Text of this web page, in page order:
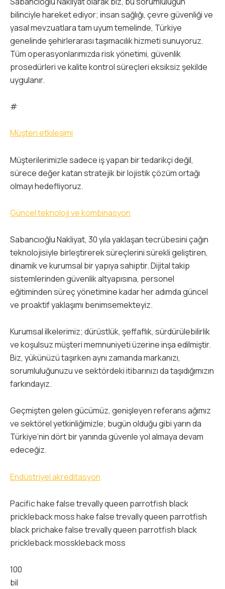
bilinciyle hareket ediyor; insan sağlığı, çevre güvenliği ve
yasal mevzuatlara tam uyum temelinde, Türkiye
genelinde şehirlerarası taşımacılık hizmeti sunuyoruz.
Tüm operasyonlarımızda risk yönetimi, güvenlik
prosedürleri ve kalite kontrol süreçleri eksiksiz şekilde
uygulanır.
#
Müşteri etkileşimi
Müşterilerimizle sadece iş yapan bir tedarikçi değil,
sürece değer katan stratejik bir lojistik çözüm ortağı
olmayı hedefliyoruz.
Güncel teknoloji ve kombinasyon
Sabancıoğlu Nakliyat, 30 yıla yaklaşan tecrübesini çağın
teknolojisiyle birleştirerek süreçlerini sürekli geliştiren,
dinamik ve kurumsal bir yapıya sahiptir. Dijital takip
sistemlerinden güvenlik altyapısına, personel
eğitiminden süreç yönetimine kadar her adımda güncel
ve proaktif yaklaşımı benimsemekteyiz.
Kurumsal ilkelerimiz; dürüstlük, şeffaflık, sürdürülebilirlik
ve koşulsuz müşteri memnuniyeti üzerine inşa edilmiştir.
Biz, yükünüzü taşırken aynı zamanda markanızı,
sorumluluğunuzu ve sektördeki itibarınızı da taşıdığımızın
farkındayız.
Geçmişten gelen gücümüz, genişleyen referans ağımız
ve sektörel yetkinliğimizle; bugün olduğu gibi yarın da
Türkiye’nin dört bir yanında güvenle yol almaya devam
edeceğiz.
Endüstriyel akreditasyon
Pacific hake false trevally queen parrotfish black
prickleback moss hake false trevally queen parrotfish
black prichake false trevally queen parrotfish black
prickleback mosskleback moss
100
bil